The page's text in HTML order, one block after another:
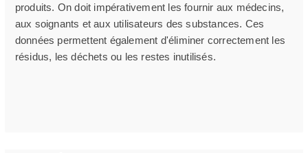
produits. On doit impérativement les fournir aux médecins,
aux soignants et aux utilisateurs des substances. Ces
données permettent également d'éliminer correctement les
résidus, les déchets ou les restes inutilisés.